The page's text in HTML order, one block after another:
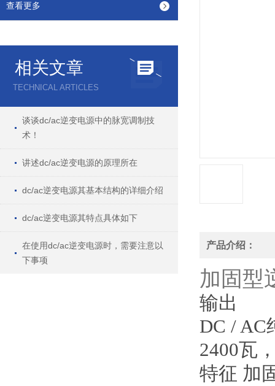
查看更多
相关文章
TECHNICAL ARTICLES
谈谈dc/ac逆变电源中的脉宽调制技
术！
讲述dc/ac逆变电源的原理所在
dc/ac逆变电源其基本结构的详细介绍
dc/ac逆变电源其特点具体如下
在使用dc/ac逆变电源时，需要注意以
下事项
产品介绍：
加固型
输出
DC / AC
2400瓦
特征 加